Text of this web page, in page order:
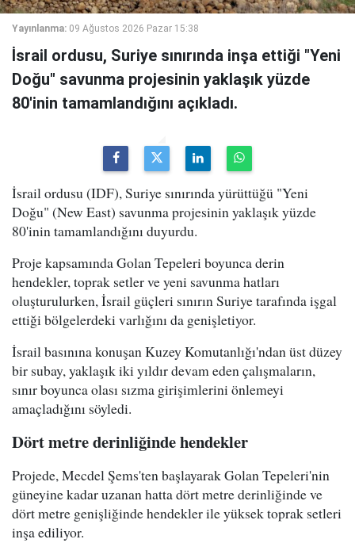
Yayınlanma: 09 Ağustos 2026 Pazar 15:38
İsrail ordusu, Suriye sınırında inşa ettiği "Yeni
Doğu" savunma projesinin yaklaşık yüzde
80'inin tamamlandığını açıkladı.
İsrail ordusu (IDF), Suriye sınırında yürüttüğü "Yeni
Doğu" (New East) savunma projesinin yaklaşık yüzde
80'inin tamamlandığını duyurdu.
Proje kapsamında Golan Tepeleri boyunca derin
hendekler, toprak setler ve yeni savunma hatları
oluşturulurken, İsrail güçleri sınırın Suriye tarafında işgal
ettiği bölgelerdeki varlığını da genişletiyor.
İsrail basınına konuşan Kuzey Komutanlığı'ndan üst düzey
bir subay, yaklaşık iki yıldır devam eden çalışmaların,
sınır boyunca olası sızma girişimlerini önlemeyi
amaçladığını söyledi.
Dört metre derinliğinde hendekler
Projede, Mecdel Şems'ten başlayarak Golan Tepeleri'nin
güneyine kadar uzanan hatta dört metre derinliğinde ve
dört metre genişliğinde hendekler ile yüksek toprak setleri
inşa ediliyor.